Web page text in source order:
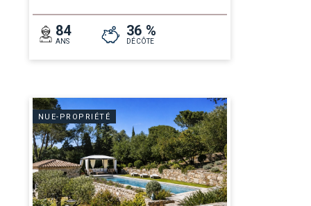
84
ANS
36 %
DÉCÔTE
NUE-PROPRIÉTÉ